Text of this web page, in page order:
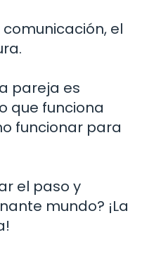
el
pareja es
que funciona
funcionar para
el paso y
mundo? ¡La